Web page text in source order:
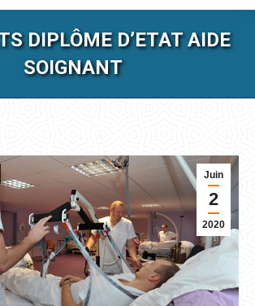
DIPLÔME D’ETAT AIDE
SOIGNANT
Juin
2
2020